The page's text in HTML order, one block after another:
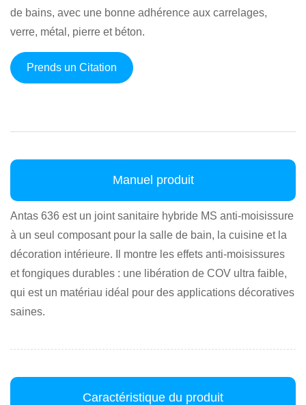
de bains, avec une bonne adhérence aux carrelages,
verre, métal, pierre et béton.
Prends un Citation
Manuel produit
Antas 636 est un joint sanitaire hybride MS anti-moisissure
à un seul composant pour la salle de bain, la cuisine et la
décoration intérieure. Il montre les effets anti-moisissures
et fongiques durables : une libération de COV ultra faible,
qui est un matériau idéal pour des applications décoratives
saines.
Caractéristique du produit